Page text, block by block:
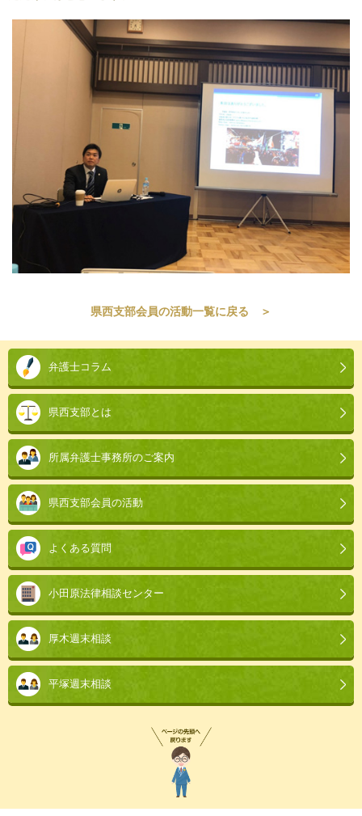
県西支部会員の活動一覧に戻る ＞
本
こ
こ
で。
弁護士コラム
県西支部とは
所属弁護士事務所のご案内
県西支部会員の活動
よくある質問
小田原法律相談センター
厚木週末相談
平塚週末相談